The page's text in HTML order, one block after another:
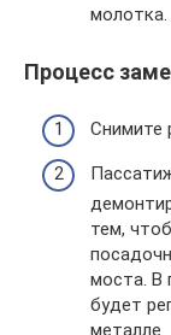
молотка.
Процесс
Снимите
тем,
моста. В
будет
металле.